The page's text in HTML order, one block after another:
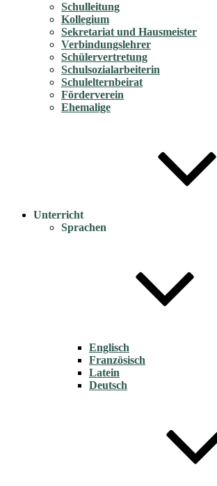
Schulleitung
Kollegium
Sekretariat und Hausmeister
Verbindungslehrer
Schülervertretung
Schulsozialarbeiterin
Schulelternbeirat
Förderverein
Ehemalige
Unterricht
Sprachen
Englisch
Französisch
Latein
Deutsch